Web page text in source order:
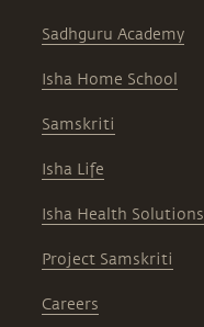
Sadhguru Academy
Isha Home School
Samskriti
Isha Life
Isha Health Solutions
Project Samskriti
Careers